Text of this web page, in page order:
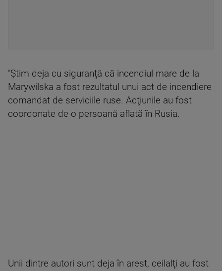
"Ştim deja cu siguranţă că incendiul mare de la
Marywilska a fost rezultatul unui act de incendiere
comandat de serviciile ruse. Acţiunile au fost
coordonate de o persoană aflată în Rusia.
Unii dintre autori sunt deja în arest, ceilalţi au fost